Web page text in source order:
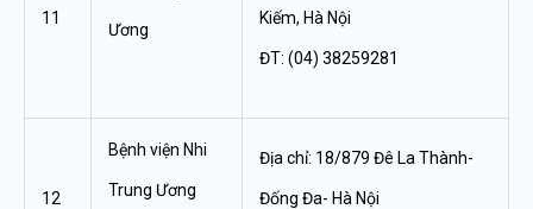
11
Ương
Kiếm, Hà Nội
ĐT: (04) 38259281
12
Bệnh viện Nhi
Trung Ương
Địa chỉ: 18/879 Đê La Thành-
Đống Đa- Hà Nội